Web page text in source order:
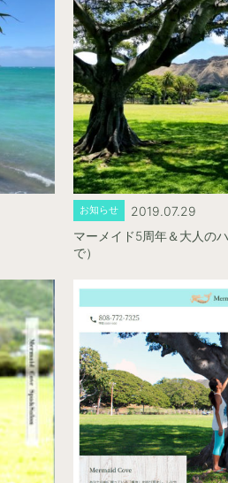
お知らせ
2019.07.29
マーメイド5周年＆大人の
で）